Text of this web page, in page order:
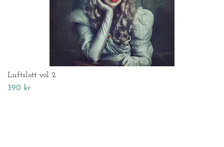
Luftslott vol 2
390 kr